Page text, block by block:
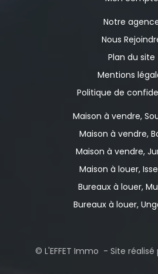
Notre
Nous
Plan du site
Mentions
Politique de
Maison à vendre,
Maison à vendre,
Maison à vendre,
Maison à louer,
Bureaux à louer,
Bureaux à louer,
© L'EFFET Immo - Site réalisé